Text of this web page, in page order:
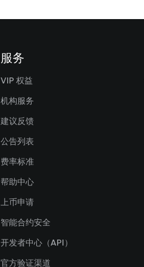
服务
VIP 权益
机构服务
建议反馈
公告列表
费率标准
帮助中心
上币申请
智能合约安全
开发者中心（API）
官方验证渠道